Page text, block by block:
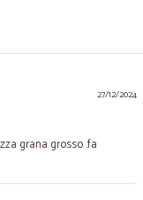
27/12/2024
grana grosso .fa